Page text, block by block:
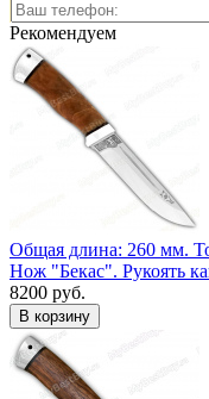
Рекомендуем
Общая длина: 260 мм.
Нож "Бекас". Рукоять
8200 руб.